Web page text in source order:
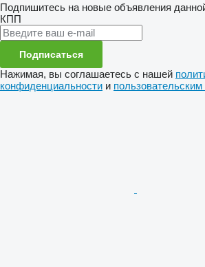
Подпишитесь на новые объявления
КПП
Подписаться
Нажимая, вы соглашаетесь с нашей
конфиденциальности и